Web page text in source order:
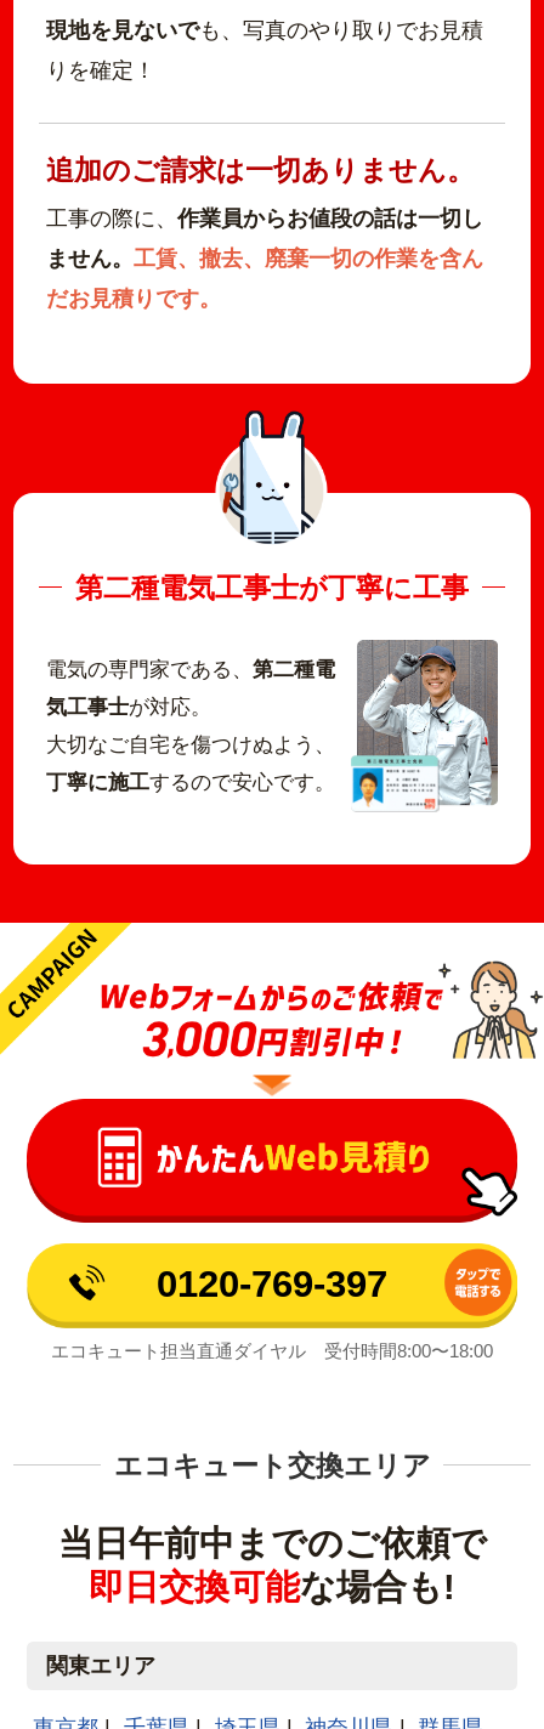
現地を見ないでも、写真のやり取りでお見積
りを確定！
追加のご請求は一切ありません。
工事の際に、作業員からお値段の話は一切し
ません。 工賃、撤去、廃棄一切の作業を含ん
だお見積りです。
第二種電気工事士が丁寧に工事
電気の専門家である、 第二種電
気工事士が対応。
大切なご自宅を傷つけぬよう、
丁寧に施工するので安心です。
0120-769-397
エコキュート担当直通ダイヤル 受付時間8:00〜18:00
エコキュート交換エリア
当日午前中までのご依頼で
即日交換可能な場合も!
関東エリア